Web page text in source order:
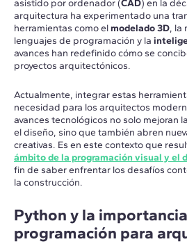
asistido por ordenador (CAD) en la
arquitectura ha experimentado una
herramientas como elmodelado 3D, la
lenguajes de programación y la
avances han redefinido cómo se
proyectos arquitectónicos.
Actualmente, integrar estas
necesidad para los arquitectos
avances tecnológicos no solo mejoran
el diseño, sino que también abren
creativas. Es en este contexto que
ámbito de la programación visual y el
fin de saber enfrentar los desafíos
la construcción.
Python y la
programación para